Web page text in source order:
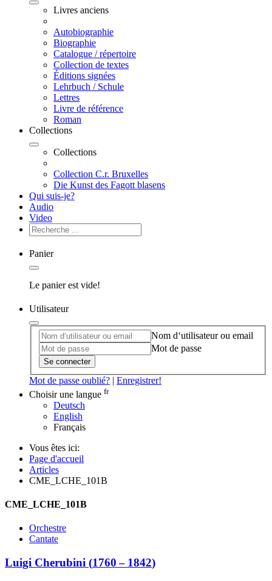
Livres anciens
Autobiographie
Biographie
Catalogue / répertoire
Collection de textes
Éditions signées
Lehrbuch / Schule
Lettres
Livre de référence
Roman
Collections
Collections
Collection C.r. Bruxelles
Die Kunst des Fagott blasens
Qui suis-je?
Audio
Video
Panier
Le panier est vide!
Utilisateur
Nom d‘utilisateur ou email
Mot de passe
Se connecter
Mot de passe oublié? | Enregistrer!
Choisir une langue fr
Deutsch
English
Français
Vous êtes ici:
Page d'accueil
Articles
CME_LCHE_101B
CME_LCHE_101B
Orchestre
Cantate
Luigi Cherubini (1760– 1842)